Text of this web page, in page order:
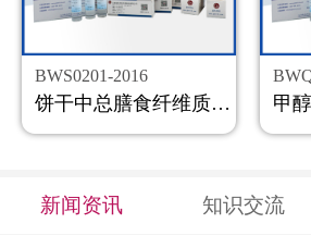
BWS0201-2016
饼干中总膳食纤维质控样品
新闻资讯 知识交流